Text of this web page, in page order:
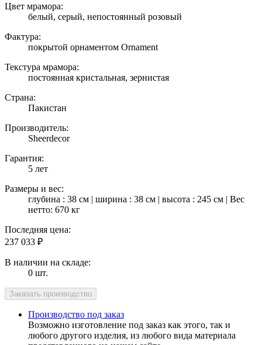
Цвет мрамора:
белый, серый, непостоянный розовый
Фактура:
покрытой орнаментом Ornament
Текстура мрамора:
постоянная кристальная, зернистая
Страна:
Пакистан
Производитель:
Sheerdecor
Гарантия:
5 лет
Размеры и вес:
глубина : 38 см | ширина : 38 см | высота : 245 см | Вес
нетто: 670 кг
Последняя цена:
237 033 ₽
В наличии на складе:
0 шт.
Производство под заказ
Возможно изготовление под заказ как этого, так и
любого другого изделия, из любого вида материала